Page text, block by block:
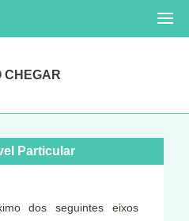
CHEGAR
Particular
dos seguintes eixos